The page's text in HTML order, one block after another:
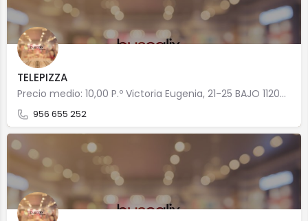
TELEPIZZA
Precio medio: 10,00 P.º Victoria Eugenia, 21-25 BAJO 11207 Algeciras
956 655 252